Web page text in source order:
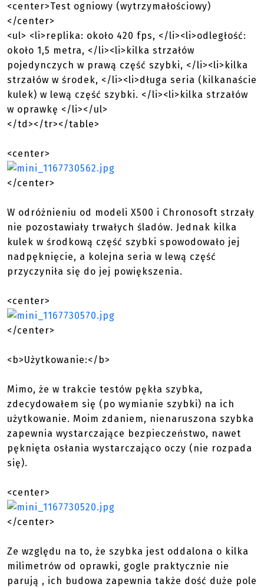
<center>Test ogniowy (wytrzymałościowy)
</center>
<ul> <li>replika: około 420 fps, </li><li>odległość:
około 1,5 metra, </li><li>kilka strzałów
pojedynczych w prawą część szybki, </li><li>kilka
strzałów w środek, </li><li>długa seria (kilkanaście
kulek) w lewą część szybki. </li><li>kilka strzałów
w oprawkę </li></ul>
</td></tr></table>
<center>
</center>
W odróżnieniu od modeli X500 i Chronosoft strzały
nie pozostawiały trwałych śladów. Jednak kilka
kulek w środkową część szybki spowodowało jej
nadpęknięcie, a kolejna seria w lewą część
przyczyniła się do jej powiększenia.
<center>
</center>
<b>Użytkowanie:</b>
Mimo, że w trakcie testów pękła szybka,
zdecydowałem się (po wymianie szybki) na ich
użytkowanie. Moim zdaniem, nienaruszona szybka
zapewnia wystarczające bezpieczeństwo, nawet
pęknięta osłania wystarczająco oczy (nie rozpada
się).
<center>
</center>
Ze względu na to, że szybka jest oddalona o kilka
milimetrów od oprawki, gogle praktycznie nie
parują , ich budowa zapewnia także dość duże pole